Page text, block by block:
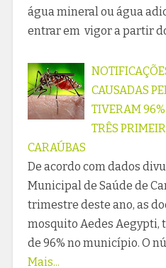
água mineral ou água
entrar em vigor a partir
CAUSADAS
TIVERAM
TRÊS
CARAÚBAS
De acordo com dados
Municipal de Saúde de
trimestre deste ano, as
mosquito Aedes Aegypti,
de 96% no município. O
Mais...